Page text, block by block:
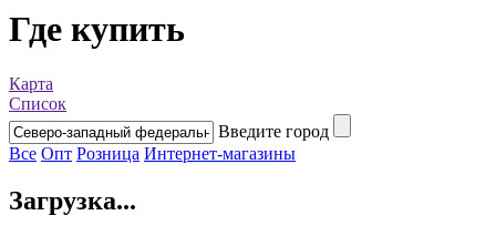
Где купить
Карта
Список
Введите город
Все Опт Розница Интернет-магазины
Загрузка...